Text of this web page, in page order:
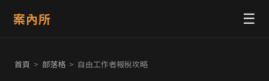
案內所 ☰
首頁 > 部落格 > 自由工作者報稅攻略